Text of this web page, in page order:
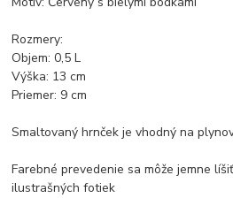
Rozmery:
Objem: 0,5 L
Výška: 13 cm
Priemer: 9 cm
Smaltovaný hrnček je vhodný na
Farebné prevedenie sa môže jemne
ilustrašných fotiek